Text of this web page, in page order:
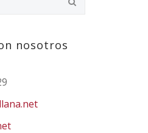
nosotros